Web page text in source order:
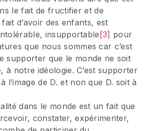
le fait de fructifier et de
d’avoir des enfants, est
insupportable [3] pour
que nous sommes car c’est
supporter que le monde ne soit
à notre idéologie. C’est supporter
l’image de D. et non que D. soit à
dans le monde est un fait que
constater, expérimenter,